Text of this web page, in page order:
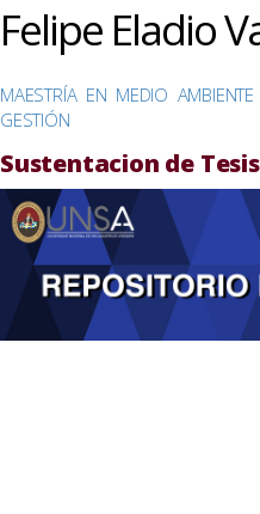
Felipe Eladio
MAESTRÍA EN MEDIO
GESTIÓN
Sustentacion de Tesis